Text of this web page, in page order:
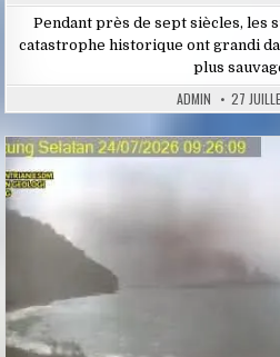
Pendant près de sept siècles, les
catastrophe historique ont grandi
plus
ADMIN 27